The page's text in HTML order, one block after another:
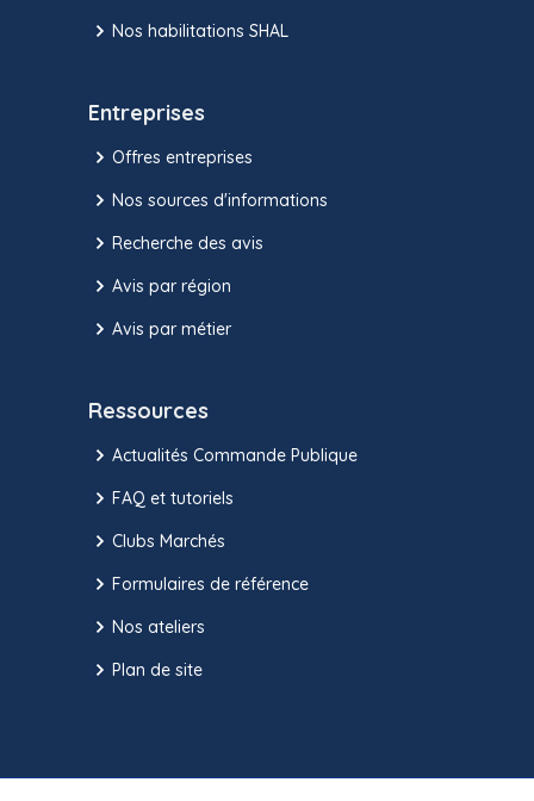
Nos habilitations SHAL
Entreprises
Offres entreprises
Nos sources d'informations
Recherche des avis
Avis par région
Avis par métier
Ressources
Actualités Commande Publique
FAQ et tutoriels
Clubs Marchés
Formulaires de référence
Nos ateliers
Plan de site